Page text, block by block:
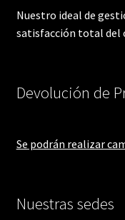
Nuestro ideal de
satisfacción total del
Devolución de
Se podrán realizar
Nuestras sedes